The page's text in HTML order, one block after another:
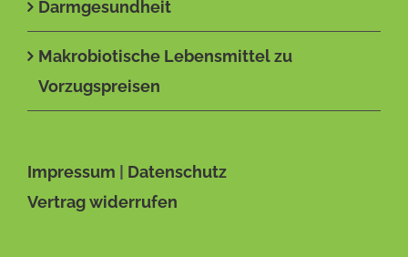
Darmgesundheit
Makrobiotische Lebensmittel zu
Vorzugspreisen
Impressum
Datenschutz
Vertrag widerrufen